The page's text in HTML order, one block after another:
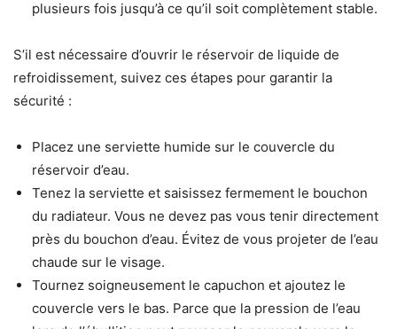
plusieurs fois jusqu’à ce qu’il soit complètement stable.
S’il est nécessaire d’ouvrir le réservoir de liquide de
refroidissement, suivez ces étapes pour garantir la
sécurité :
Placez une serviette humide sur le couvercle du
réservoir d’eau.
Tenez la serviette et saisissez fermement le bouchon
du radiateur. Vous ne devez pas vous tenir directement
près du bouchon d’eau. Évitez de vous projeter de l’eau
chaude sur le visage.
Tournez soigneusement le capuchon et ajoutez le
couvercle vers le bas. Parce que la pression de l’eau